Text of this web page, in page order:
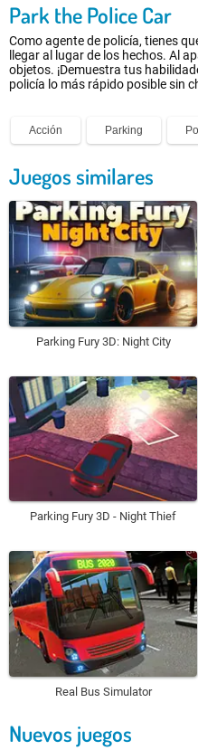
Park the Police Car
Como agente de policía, tienes
llegar al lugar de los hechos. Al
objetos. ¡Demuestra tus
policía lo más rápido posible sin
Acción Parking
Juegos similares
Parking Fury 3D: Night City
Parking Fury 3D - Night Thief
Real Bus Simulator
Nuevos juegos